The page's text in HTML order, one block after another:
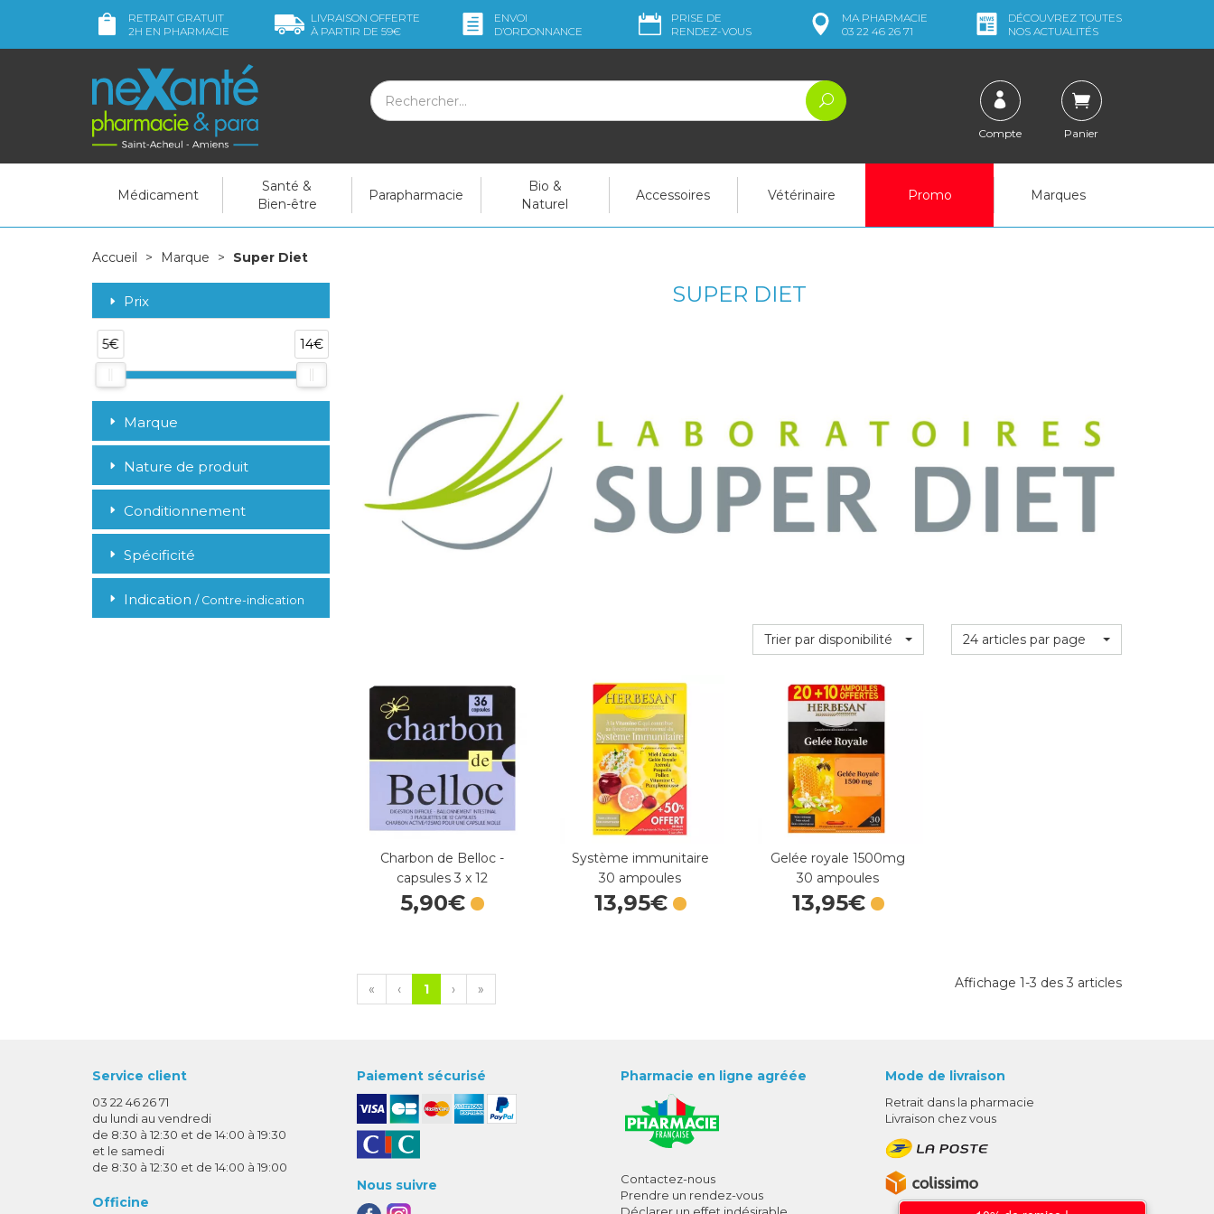
RETRAIT GRATUIT
2H EN PHARMACIE
LIVRAISON OFFERTE
À PARTIR DE 59€
ENVOI
D’ORDONNANCE
PRISE DE
RENDEZ-VOUS
MAPHARMACIE
03 22 46 26 71
DÉCOUVREZ TOUTES
NOS ACTUALITÉS
Compte Panier
Médicament
Santé &
Bien-être
Parapharmacie
Bio &
Naturel
Accessoires Vétérinaire Promo Marques
Accueil Marque Super Diet
SUPER DIET
Trier par disponibilité 24 articles par page
Charbon de Belloc -
capsules 3 x 12
5,90€
Système immunitaire
30 ampoules
13,95€
Gelée royale 1500mg
30 ampoules
13,95€
« ‹ 1 › » Affichage 1-3 des 3 articles
Prix
5€ 14€
Marque
Nature de produit
Conditionnement
Spécificité
Indication / Contre-indication
Service client
03 22 46 26 71
du lundi au vendredi
de 8:30 à 12:30 et de 14:00 à 19:30
et le samedi
de 8:30 à 12:30 et de 14:00 à 19:00
Officine
Paiement sécurisé
Nous suivre
Pharmacie en ligne agréée
Contactez-nous
Prendre un rendez-vous
Mode de livraison
Retrait dans la pharmacie
Livraison chez vous